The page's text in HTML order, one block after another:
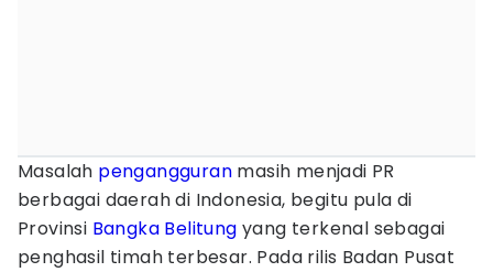
Masalah pengangguran masih menjadi PR
berbagai daerah di Indonesia, begitu pula di
Provinsi Bangka Belitung yang terkenal sebagai
penghasil timah terbesar. Pada rilis Badan Pusat